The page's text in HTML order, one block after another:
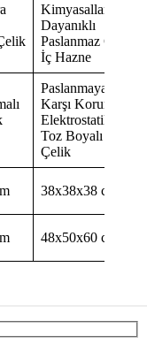
Kimyasallara
Dayanıklı
Paslanmaz Çelik
İç Hazne
Paslanmaya
Karşı Korumalı
Elektrostatik
Toz Boyalı
Çelik
38x38x38 cm
48x50x60 cm